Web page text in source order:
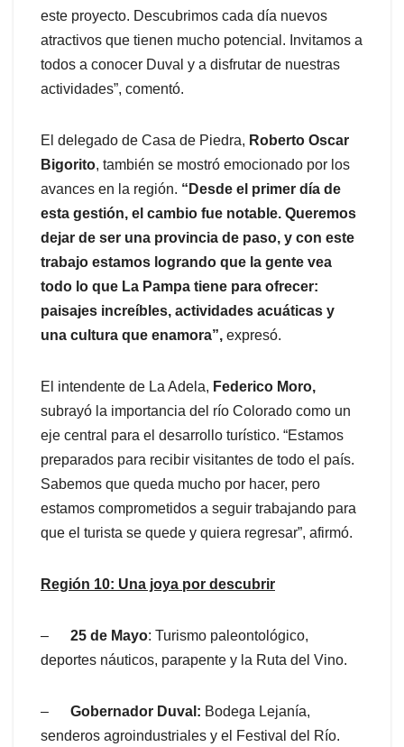
este proyecto. Descubrimos cada día nuevos
atractivos que tienen mucho potencial. Invitamos a
todos a conocer Duval y a disfrutar de nuestras
actividades”, comentó.
El delegado de Casa de Piedra, Roberto Oscar
Bigorito, también se mostró emocionado por los
avances en la región. “Desde el primer día de
esta gestión, el cambio fue notable. Queremos
dejar de ser una provincia de paso, y con este
trabajo estamos logrando que la gente vea
todo lo que La Pampa tiene para ofrecer:
paisajes increíbles, actividades acuáticas y
una cultura que enamora”, expresó.
El intendente de La Adela, Federico Moro,
subrayó la importancia del río Colorado como un
eje central para el desarrollo turístico. “Estamos
preparados para recibir visitantes de todo el país.
Sabemos que queda mucho por hacer, pero
estamos comprometidos a seguir trabajando para
que el turista se quede y quiera regresar”, afirmó.
Región 10: Una joya por descubrir
– 25 de Mayo: Turismo paleontológico,
deportes náuticos, parapente y la Ruta del Vino.
– Gobernador Duval: Bodega Lejanía,
senderos agroindustriales y el Festival del Río.